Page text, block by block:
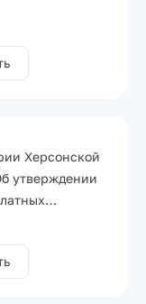
Херсонской
утверждении